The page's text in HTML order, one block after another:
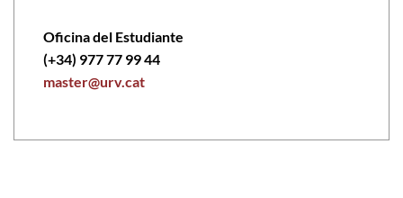
Oficina del Estudiante
(+34) 977 77 99 44
master@urv.cat